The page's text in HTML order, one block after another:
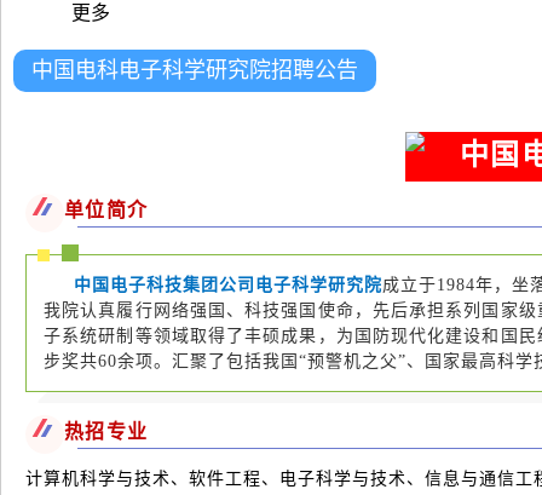
更多
中国电科电子科学研究院招聘公告
中国
单位简介
中国电子科技集团公司电子科学研究院成立于1984年，坐
我院认真履行网络强国、科技强国使命，先后承担系列国家
子系统研制等领域取得了丰硕成果，为国防现代化建设和国
步奖共60余项。汇聚了包括我国“预警机之父”、国家最高科
热招专业
计算机科学与技术、软件工程、电子科学与技术、信息与通信